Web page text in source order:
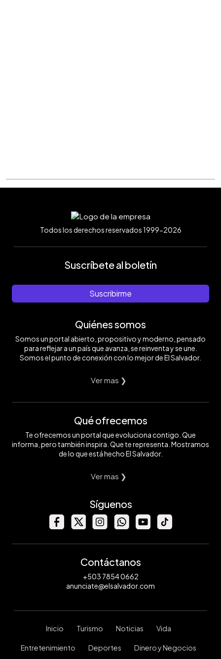
Todos los derechos reservados 1999-2026
Suscríbete al boletín
Suscribirme
Quiénes somos
Somos un portal abierto, propositivo y moderno, pensado
para reflejar a un país que avanza, se reinventa y se une.
Somos el punto de conexión con lo mejor de El Salvador.
Ver mas ❯
Qué ofrecemos
Te ofrecemos un portal que evoluciona contigo. Que
informa, pero también inspira. Que te representa. Mostramos
de lo que está hecho El Salvador.
Ver mas ❯
Síguenos
Contáctanos
+503 7854 0662
anunciate@elsalvador.com
Inicio Turismo Noticias Vida
Entretenimiento Deportes Dinero y Negocios